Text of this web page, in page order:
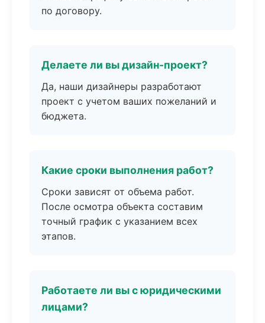
по договору.
Делаете ли вы дизайн-проект?
Да, наши дизайнеры разработают
проект с учетом ваших пожеланий и
бюджета.
Какие сроки выполнения работ?
Сроки зависят от объема работ.
После осмотра объекта составим
точный график с указанием всех
этапов.
Работаете ли вы с юридическими
лицами?